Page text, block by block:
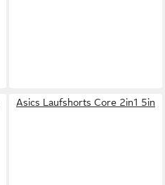
Asics Laufshorts Core 2in1 5in